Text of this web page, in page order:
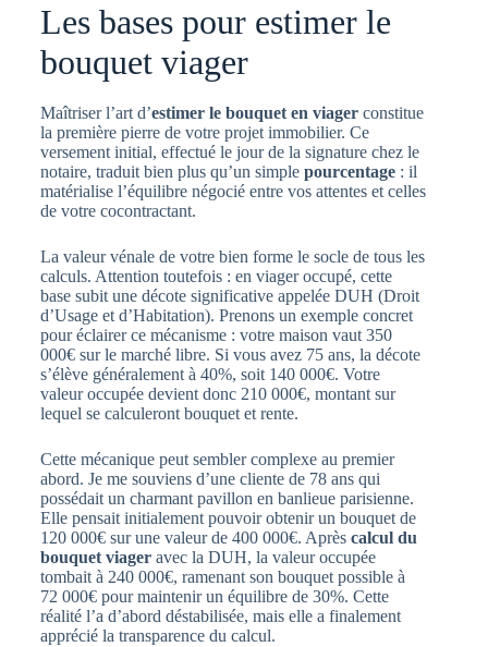
Les bases pour estimer le
bouquet viager
Maîtriser l’art d’estimer le bouquet en viagerconstitue
la première pierre de votre projet immobilier. Ce
versement initial, effectué le jour de la signature chez le
notaire, traduit bien plus qu’un simple pourcentage: il
matérialise l’équilibre négocié entre vos attentes et celles
de votre cocontractant.
La valeur vénale de votre bien forme le socle de tous les
calculs. Attention toutefois : en viager occupé, cette
base subit une décote significative appelée DUH (Droit
d’Usage et d’Habitation). Prenons un exemple concret
pour éclairer ce mécanisme : votre maison vaut 350
000€ sur le marché libre. Si vous avez 75 ans, la décote
s’élève généralement à 40%, soit 140 000€. Votre
valeur occupée devient donc 210 000€, montant sur
lequel se calculeront bouquet et rente.
Cette mécanique peut sembler complexe au premier
abord. Je me souviens d’une cliente de 78 ans qui
possédait un charmant pavillon en banlieue parisienne.
Elle pensait initialement pouvoir obtenir un bouquet de
120 000€ sur une valeur de 400 000€. Après calcul du
bouquet viageravec la DUH, la valeur occupée
tombait à 240 000€, ramenant son bouquet possible à
72 000€ pour maintenir un équilibre de 30%. Cette
réalité l’a d’abord déstabilisée, mais elle a finalement
apprécié la transparence du calcul.